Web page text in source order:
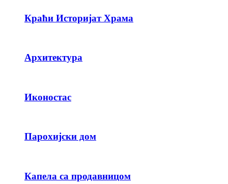
Краћи Историјат Храма
Архитектура
Иконостас
Парохијски дом
Капела са продавницом